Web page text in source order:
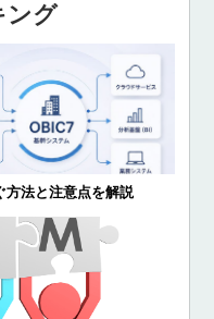
ング
方法と注意点を解説